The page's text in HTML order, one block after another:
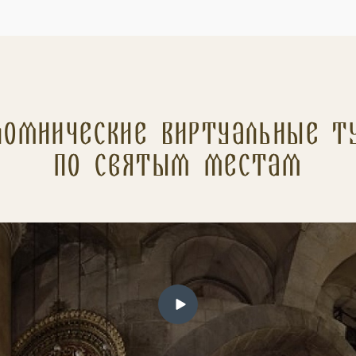
Виртуальные
по святым местам